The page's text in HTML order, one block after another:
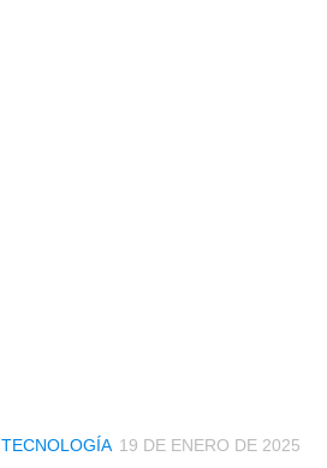
TECNOLOGÍA 19 DE ENERO DE 2025